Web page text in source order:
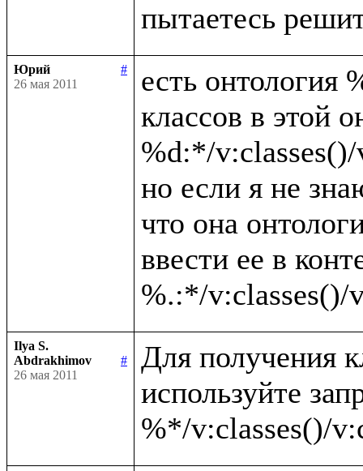
Юрий
#
26 мая 2011
есть онтология
классов в этой
%d:*/
но если я не
что она
ввести ее в
Ilya S.
Abdrakhimov
#
26 мая 2011
Для получения
используйте